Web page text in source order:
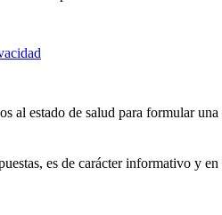
al estado de salud para formular
es de carácter informativo y